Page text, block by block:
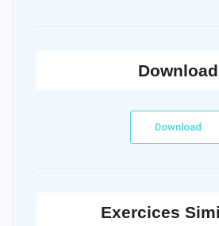
Download
Download
Exercices